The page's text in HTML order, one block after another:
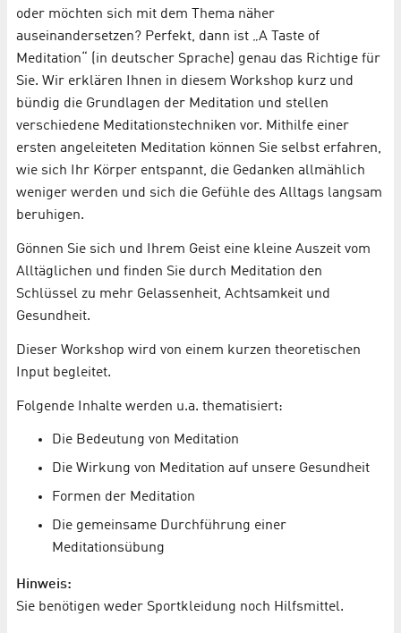
oder möchten sich mit dem Thema näher
auseinandersetzen? Perfekt, dann ist „A Taste of
Meditation“ (in deutscher Sprache) genau das Richtige für
Sie. Wir erklären Ihnen in diesem Workshop kurz und
bündig die Grundlagen der Meditation und stellen
verschiedene Meditationstechniken vor. Mithilfe einer
ersten angeleiteten Meditation können Sie selbst erfahren,
wie sich Ihr Körper entspannt, die Gedanken allmählich
weniger werden und sich die Gefühle des Alltags langsam
beruhigen.
Gönnen Sie sich und Ihrem Geist eine kleine Auszeit vom
Alltäglichen und finden Sie durch Meditation den
Schlüssel zu mehr Gelassenheit, Achtsamkeit und
Gesundheit.
Dieser Workshop wird von einem kurzen theoretischen
Input begleitet.
Folgende Inhalte werden u.a. thematisiert:
Die Bedeutung von Meditation
Die Wirkung von Meditation auf unsere Gesundheit
Formen der Meditation
Die gemeinsame Durchführung einer
Meditationsübung
Hinweis:
Sie benötigen weder Sportkleidung noch Hilfsmittel.